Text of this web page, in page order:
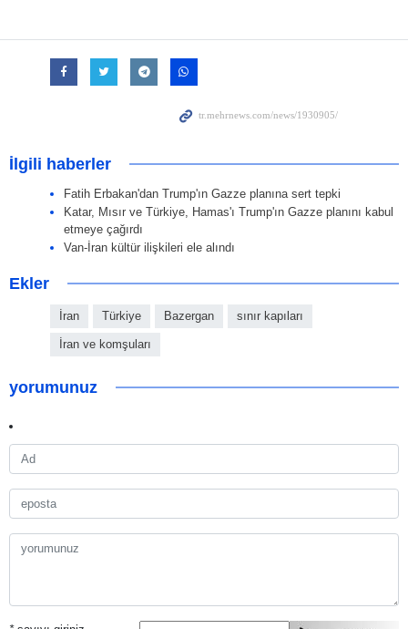
İlgili haberler
Fatih Erbakan'dan Trump'ın Gazze planına sert tepki
Katar, Mısır ve Türkiye, Hamas'ı Trump'ın Gazze planını kabul
etmeye çağırdı
Van-İran kültür ilişkileri ele alındı
Ekler
İran Türkiye Bazergan sınır kapıları
İran ve komşuları
yorumunuz